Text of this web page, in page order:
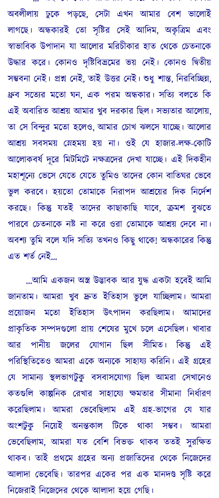
অবলীলায় ঢুকে পড়ছে, সেটা এখন আমার বেশ ভালোই
লাগছে। অন্ধকারই তো সৃষ্টির সেই আদিম, অকৃত্রিম এবং
স্বাভাবিক উপাদান যা আলোর মরিচীকার হাত থেকে চেতনাকে
উদ্ধার করে। কোনও দৃষ্টিবিভ্রমের ভয় নেই। কোনও দ্বিতীয়
সম্ভবনা নেই। প্রশ্ন নেই, তাই উত্তর নেই। শুধু শান্ত, নিরবিচ্ছিন্ন,
ধ্রুব সত্যের মতো ঘন, এক পরম অন্ধকার। সত্যি বলতে কি
এই অবারিত আশ্রয় আমার খুব দরকার ছিল। সভ্যতার আলোয়,
তা সে বিন্দুর মতো হলেও, আমার চোখ ঝলসে যাচ্ছে। আলোর
আশ্রয় সবসময় স্নেহময় হয় না। ওই যে হাজার-লক্ষ-কোটি
আলোকবর্ষ দূরে মিটমিটে নক্ষত্রদের দেখা যাচ্ছে। এই দিকহীন
মহাশূন্যে ভেসে যেতে যেতে তুমিও তাদের কোন বাতিঘর ভেবে
ভুল করবে। হয়তো তোমাকে নিরাপদ আশ্রয়ের দিক নির্দেশ
করছে। কিন্তু যতই তাদের কাছাকাছি যাবে, ক্রমশ বুঝতে
পারবে চেতনাকে নষ্ট না করে ওরা তোমাকে আশ্রয় দেবে না।
অবশ্য তুমি বলে যদি সত্যি তখনও কিছু থাকে! অন্ধকারের কিন্তু
এত শর্ত নেই…
…আমি একজন অস্ত্র উদ্ভাবক আর যুদ্ধ একটা হবেই আমি
জানতাম। আমরা খুব দ্রুত ইতিহাস ভুলে যাচ্ছিলাম। আমরা
প্রয়োজন মতো ইতিহাস উৎপাদন করছিলাম। আমাদের
প্রাকৃতিক সম্পদগুলো প্রায় শেষের মুখে চলে এসেছিল। খাবার
আর পানীয় জলের যোগান ছিল সীমিত। কিন্তু এই
পরিস্থিতিতেও আমরা একে অন্যকে সাহায্য করিনি। এই গ্রহের
যে সামান্য স্থলভাগটুকু বসবাসযোগ্য ছিল আমরা সেখানেও
কতগুলি কাল্পনিক রেখার সাহায্যে ক্ষমতার সীমানা নির্ধারণ
করেছিলাম। আমরা ভেবেছিলাম এই গ্রহ-ভাগের যে যার
অংশটুকু নিয়েই অনন্তকাল টিকে থাকা সম্ভব। আমরা
ভেবেছিলাম, আমরা যত বেশি বিভক্ত থাকব ততই সুরক্ষিত
থাকব। তাই প্রথমে গ্রহের অন্য প্রজাতিদের থেকে নিজেদের
আলাদা ভেবেছি। তারপর একের পর এক মানদণ্ড সৃষ্টি করে
নিজেরাই নিজেদের থেকে আলাদা হয়ে গেছি।